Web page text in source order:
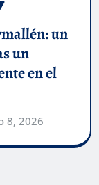
un
un
en el
8, 2026